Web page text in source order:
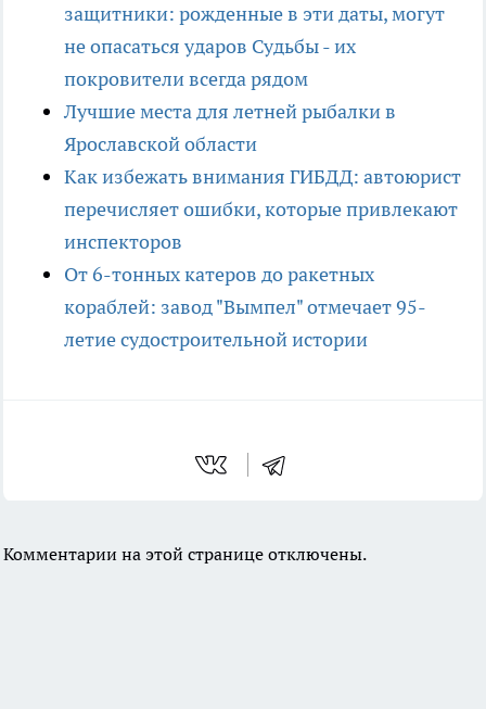
защитники: рожденные в эти даты, могут
не опасаться ударов Судьбы - их
покровители всегда рядом
Лучшие места для летней рыбалки в
Ярославской области
Как избежать внимания ГИБДД: автоюрист
перечисляет ошибки, которые привлекают
инспекторов
От 6-тонных катеров до ракетных
кораблей: завод "Вымпел" отмечает 95-
летие судостроительной истории
Комментарии на этой странице отключены.